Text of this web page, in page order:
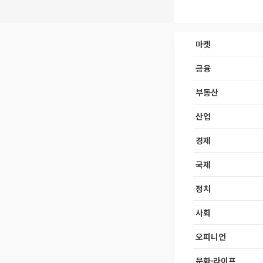
마켓
금융
부동산
산업
경제
국제
정치
사회
오피니언
문화·라이프